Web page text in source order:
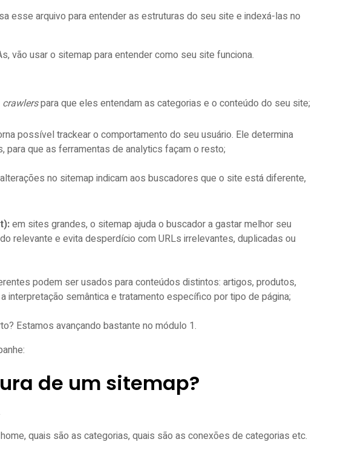
esse arquivo para entender as estruturas do seu site e indexá-las no
vão usar o sitemap para entender como seu site funciona.
crawlerspara que eles entendam as categorias e o conteúdo do seu site;
possível trackear o comportamento do seu usuário. Ele determina
que as ferramentas de analytics façam o resto;
alterações no sitemap indicam aos buscadores que o site está diferente,
em sites grandes, o sitemap ajuda o buscador a gastar melhor seu
relevante e evita desperdício com URLs irrelevantes, duplicadas ou
podem ser usados para conteúdos distintos: artigos, produtos,
interpretação semântica e tratamento específico por tipo de página;
Estamos avançando bastante no módulo 1.
de um sitemap?
quais são as categorias, quais são as conexões de categorias etc.